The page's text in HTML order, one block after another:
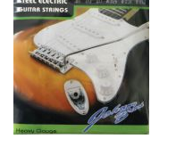
TOEVOEGEN
OM
VERGELIJKEN